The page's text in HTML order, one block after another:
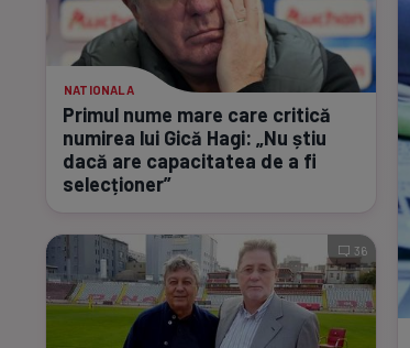
NATIONALA
Primul nume mare care critică
numirea lui Gică Hagi: „Nu știu
dacă are capacitatea de a fi
selecționer”
36